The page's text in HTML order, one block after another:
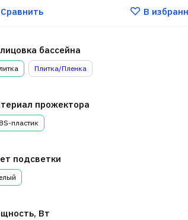
Сравнить В
бассейна
Плитка/Пленка
прожектора
пластик
подсветки
Вт